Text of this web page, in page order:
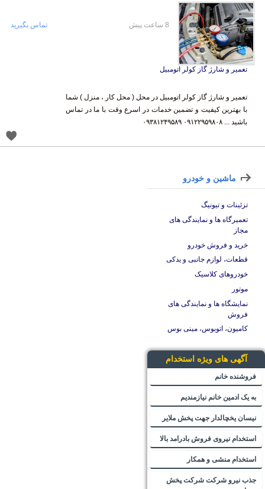
تعمیر و شارژ گاز کولر اتومبیل
تعمیر و شارژ گاز کولر اتومبیل در محل ( محل کار ، منزل ) شما
با بهترین کیفیت و تضمین خدمات در اسرع وقت با ما در تماس
باشید ... ۰۹۱۲۲۹۵۹۸۰۸ ۰۹۳۸۱۲۴۹۵۸۹
8 ساعت پیش تماس بگیرید
ماشین و خودرو
تزئینات و تیونیگ
تعمیرگاه ها و نمایندگی های
مجاز
خرید و فروش خودرو
قطعات، لوازم جانبی و یدکی
خودروهای کلاسیک
موتور
نمایشگاه ها و نمایندگی های
فروش
کامیون، اتوبوس، مینی بوس
آگهی های ویژه استخدام
فروشنده خانم
به یک ادمین خانم نیازمندیم
نیسان یخچالدار جهت پخش ملایر
استخدام نیروی فروش بادرامد بالا
استخدام منشی و همکار
جذب نیرو شرکت شرکت پخش